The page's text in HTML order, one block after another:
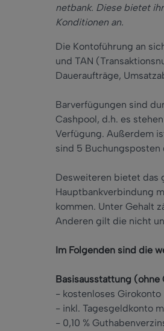
netbank. Diese bietet
Konditionen an.
Die Kontoführung an
und TAN
Daueraufträge,
Barverfügungen sind
Cashpool, d.h. es
Verfügung. Außerdem
sind 5 Buchungsposten
Desweiteren bietet das
Hauptbankverbindung
kommen. Unter Gehalt
Anderen gilt die nicht
Im Folgenden sind die
Basisausstattung (ohne
- kostenloses Girokonto
- inkl. Tagesgeldkonto
- 0,10 %